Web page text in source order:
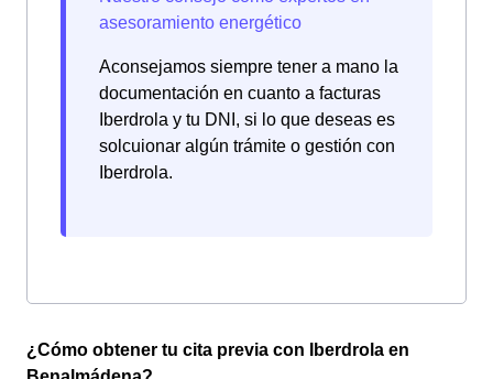
Aconsejamos siempre tener a mano la
documentación en cuanto a facturas
Iberdrola y tu DNI, si lo que deseas es
solcuionar algún trámite o gestión con
Iberdrola.
¿Cómo obtener tu cita previa con Iberdrola en